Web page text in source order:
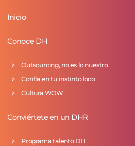
Inicio
Conoce DH
Outsourcing, no es lo nuestro
Confía en tu instinto loco
Cultura WOW
Conviértete en un DHR
Programa talento DH